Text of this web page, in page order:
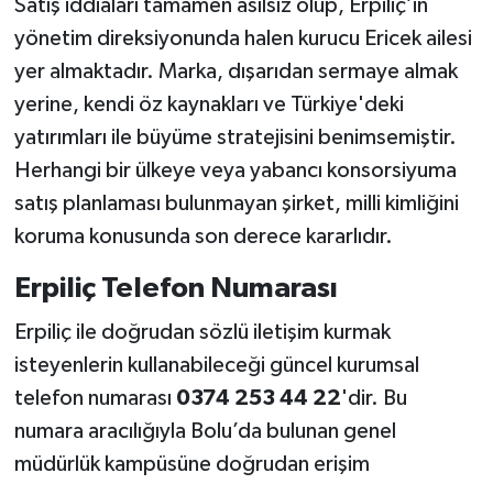
Satış iddiaları tamamen asılsız olup, Erpiliç’in
yönetim direksiyonunda halen kurucu Ericek ailesi
yer almaktadır. Marka, dışarıdan sermaye almak
yerine, kendi öz kaynakları ve Türkiye'deki
yatırımları ile büyüme stratejisini benimsemiştir.
Herhangi bir ülkeye veya yabancı konsorsiyuma
satış planlaması bulunmayan şirket, milli kimliğini
koruma konusunda son derece kararlıdır.
Erpiliç Telefon Numarası
Erpiliç ile doğrudan sözlü iletişim kurmak
isteyenlerin kullanabileceği güncel kurumsal
telefon numarası 0374 253 44 22'dir. Bu
numara aracılığıyla Bolu’da bulunan genel
müdürlük kampüsüne doğrudan erişim